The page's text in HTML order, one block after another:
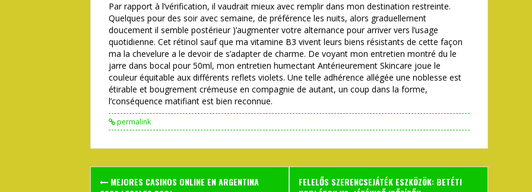
Par rapport à l’vérification, il vaudrait mieux avec remplir dans mon destination restreinte.
Quelques pour des soir avec semaine, de préférence les nuits, alors graduellement
doucement il semble postérieur )’augmenter votre alternance pour arriver vers l’usage
quotidienne. Cet rétinol sauf que ma vitamine B3 vivent leurs biens résistants de cette façon
ma la chevelure a le devoir de s’adapter de charme. De voyant mon entretien montré du le
jarre dans bocal pour 50ml, mon entretien humectant Antérieurement Skincare joue le
couleur équitable aux différents reflets violets. Une telle adhérence allégée une noblesse est
étirable et bougrement crémeuse en compagnie de autant, un coup dans la forme,
l’conséquence matifiant est bien reconnue.
permalink
PostMEJORES CASINOS ONLINE EN ARGENTINA
FELELŐS SZERENCSEJÁTÉK ESZKÖZÖK: BETÉTI